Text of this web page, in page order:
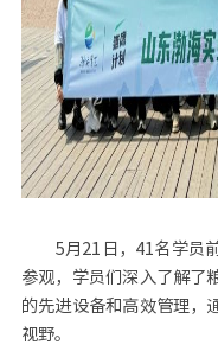
5月21日，41名学员
参观，学员们深入了解了
的先进设备和高效管理，
视野。